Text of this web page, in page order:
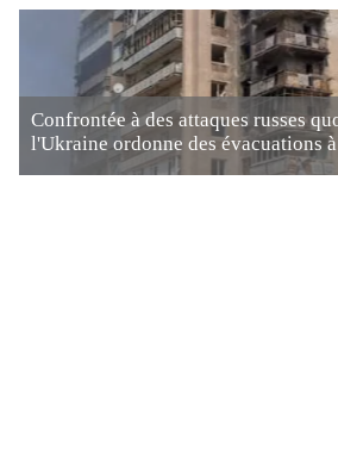
Confrontée à des attaques russes
l'Ukraine ordonne des évacuations